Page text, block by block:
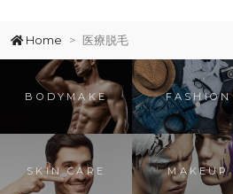
Home 医療脱毛
BODYMAKE FASHION
SKIN CARE MAKEUP